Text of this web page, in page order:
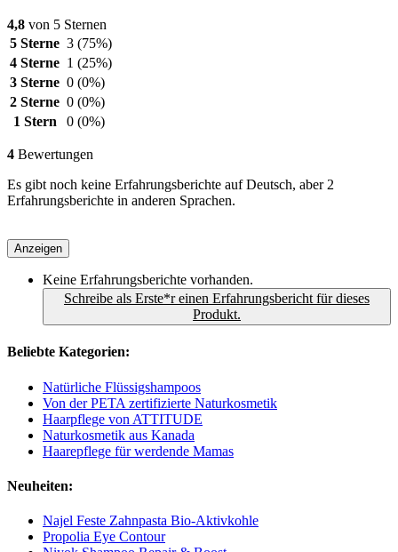
4,8 von 5 Sternen
5 Sterne 3 (75%)
4 Sterne 1 (25%)
3 Sterne 0 (0%)
2 Sterne 0 (0%)
1 Stern
0 (0%)
4 Bewertungen
Es gibt noch keine Erfahrungsberichte auf Deutsch, aber 2
Erfahrungsberichte in anderen Sprachen.
Anzeigen
Keine Erfahrungsberichte vorhanden.
Schreibe als Erste*r einen Erfahrungsbericht für dieses
Produkt.
Beliebte Kategorien:
Natürliche Flüssigshampoos
Von der PETA zertifizierte Naturkosmetik
Haarpflege von ATTITUDE
Naturkosmetik aus Kanada
Haarepflege für werdende Mamas
Neuheiten:
Najel Feste Zahnpasta Bio-Aktivkohle
Propolia Eye Contour